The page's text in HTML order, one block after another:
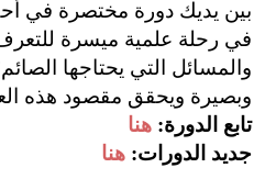
بين يديك دورة مختصرة في
في رحلة علمية ميسرة
والمسائل التي يحتاجها
وبصيرة ويحقق مقصود هذه
تابع الدورة:هنا
جديد الدورات:هنا